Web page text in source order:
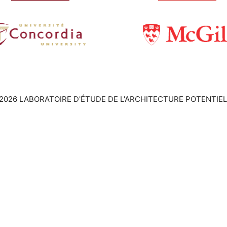
LABORATOIRE D'ÉTUDE DE L'ARCHITECTURE